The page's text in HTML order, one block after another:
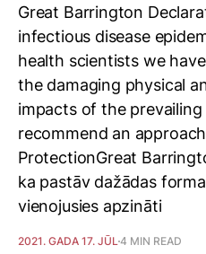
Great Barrington
infectious disease
health scientists we
the damaging physical
impacts of the prevailing
recommend an
ProtectionGreat
ka pastāv dažādas
vienojusies apzināti
2021. GADA 17. JŪL4 MIN READ